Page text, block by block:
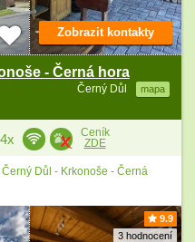
- Černá hora
Černý Důl mapa
Zobrazit kontakty
4x
Ceník
ZDE
Důl - Krkonoše - Černá
9.9
3 hodnocení